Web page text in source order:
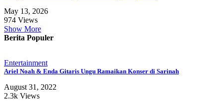
May 13, 2026
974 Views
Show More
Berita Populer
Entertainment
Ariel Noah & Enda Gitaris Ungu Ramaikan Konser di Sarinah
August 31, 2022
2.3k Views